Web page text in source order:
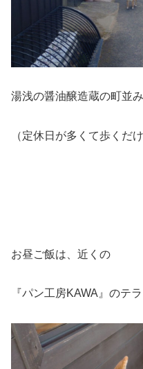
湯浅の醤油醸造蔵の町並み
（定休日が多くて歩くだけ
お昼ご飯は、近くの
『パン工房KAWA』のテラ